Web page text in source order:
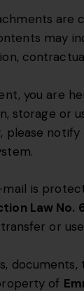
may
you are
storage or
please
is
Law No.
or
of